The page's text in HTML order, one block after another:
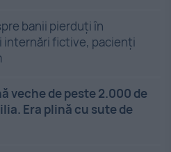
banii pierduți în
fictive, pacienți
veche de peste 2.000 de
Era plină cu sute de